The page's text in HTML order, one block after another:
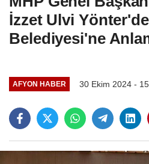
İzzet Ulvi
Belediyesi'ne
AFYON HABER 30 Ekim 2024 -